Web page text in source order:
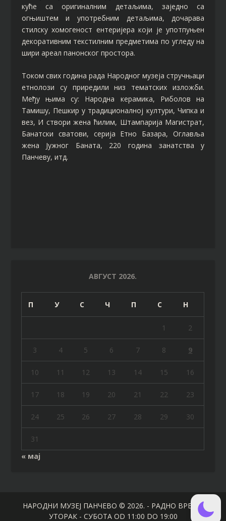
куће са оригиналним детаљима, заједно са
огњиштем и употребним детаљима, дочарава
стилску хомогеност ентеријера који је употпуњен
декоративним текстилним предметима по угледу на
шири ареал панонског простора.
Током свих година рада Народног музеја стручњаци
етнолози су приредили низ тематских изложби.
Међу њима су: Народна керамика, Риболов на
Тамишу, Пешкир у традиционалној култури, Чипка и
вез, И створи жена ћилим, Штампарија Магистрат,
Банатски сватови, серија Етно Базара, Оглавља
жена Јужног Баната, 220 година занатства у
Панчеву, итд.
АВГУСТ 2026.
П У С Ч П С Н
1 2
3 4 5 6 7 8 9
10 11 12 13 14 15 16
17 18 19 20 21 22 23
24 25 26 27 28 29 30
31
« мај
НАРОДНИ МУЗЕЈ ПАНЧЕВО © 2026. - РАДНО ВРЕМЕ:
УТОРАК - СУБОТА OD 11:00 DO 19:00